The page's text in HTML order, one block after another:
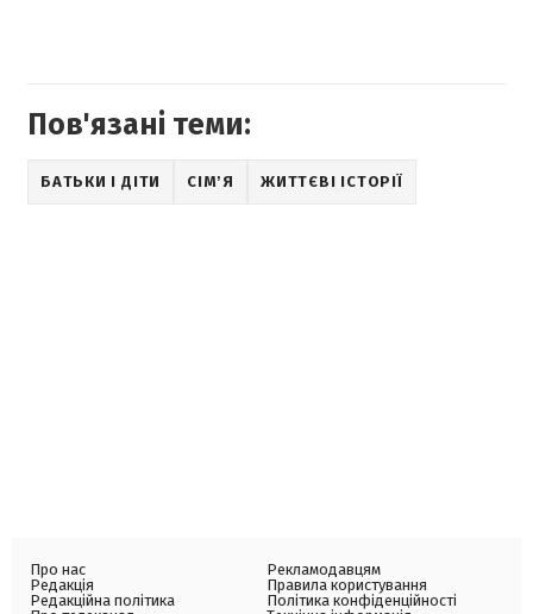
Пов'язані теми:
БАТЬКИ І ДІТИ СІМʼЯ ЖИТТЄВІ ІСТОРІЇ
Про нас
Редакція
Редакційна політика
Рекламодавцям
Правила користування
Політика конфіденційності